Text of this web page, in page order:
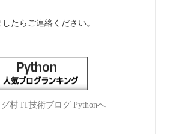
たらご連絡ください。